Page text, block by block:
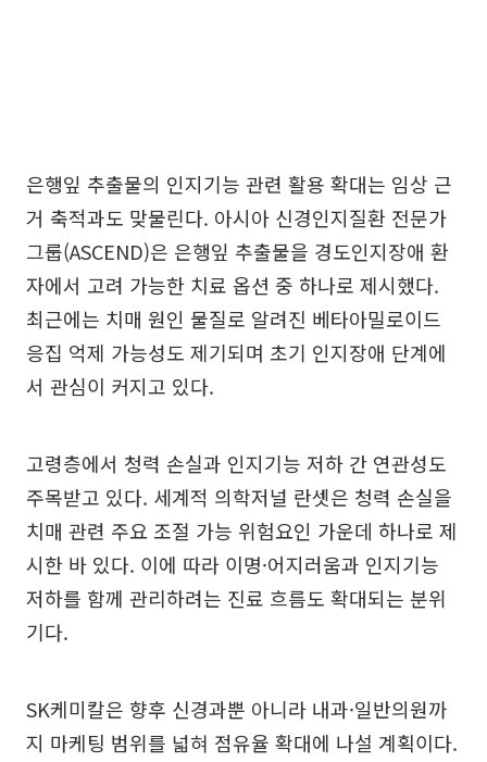
은행잎 추출물의 인지기능 관련 활용 확대는 임상 근
거 축적과도 맞물린다. 아시아 신경인지질환 전문가
그룹(ASCEND)은 은행잎 추출물을 경도인지장애 환
자에서 고려 가능한 치료 옵션 중 하나로 제시했다.
최근에는 치매 원인 물질로 알려진 베타아밀로이드
응집 억제 가능성도 제기되며 초기 인지장애 단계에
서 관심이 커지고 있다.
고령층에서 청력 손실과 인지기능 저하 간 연관성도
주목받고 있다. 세계적 의학저널 란셋은 청력 손실을
치매 관련 주요 조절 가능 위험요인 가운데 하나로 제
시한 바 있다. 이에 따라 이명·어지러움과 인지기능
저하를 함께 관리하려는 진료 흐름도 확대되는 분위
기다.
SK케미칼은 향후 신경과뿐 아니라 내과·일반의원까
지 마케팅 범위를 넓혀 점유율 확대에 나설 계획이다.